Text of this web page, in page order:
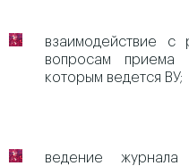
взаимодействие с
вопросам приема
которым ведется ВУ;
ведение